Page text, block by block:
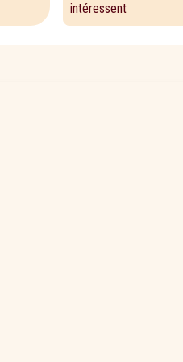
intéressent